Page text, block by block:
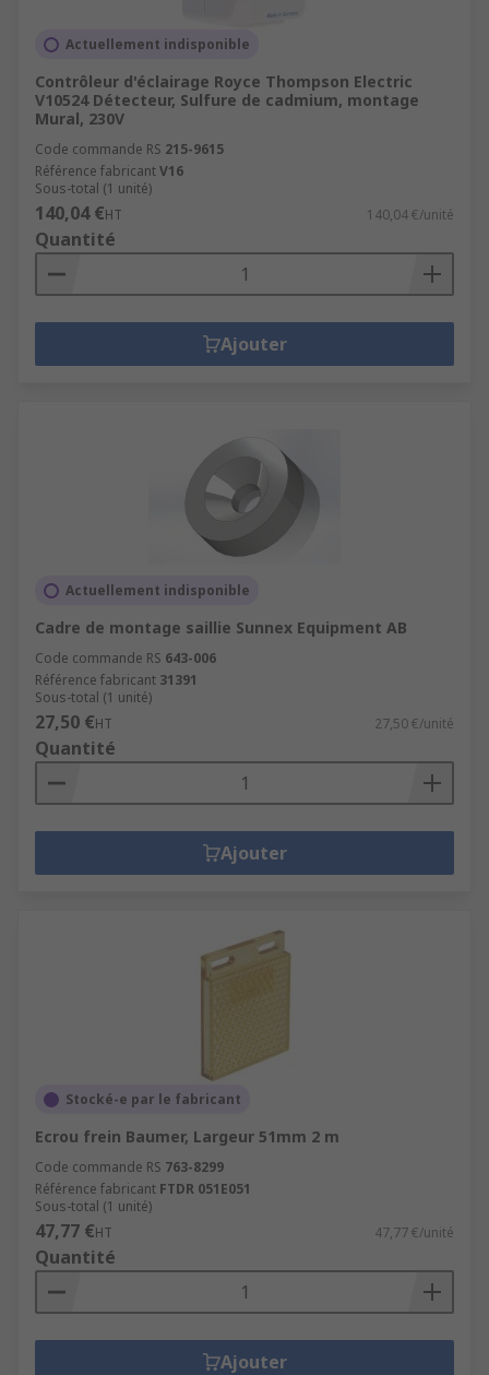
Actuellement indisponible
Contrôleur d'éclairage Royce Thompson Electric
V10524 Détecteur, Sulfure de cadmium, montage
Mural, 230V
Code commande RS 215-9615
Référence fabricantV16
Sous-total (1 unité)
140,04 €HT 140,04 €/unité
Quantité
Ajouter
Actuellement indisponible
Cadre de montage saillie Sunnex Equipment AB
Code commande RS 643-006
Référence fabricant 31391
Sous-total (1 unité)
27,50 €HT 27,50 €/unité
Quantité
Ajouter
Stocké-e par le fabricant
Ecrou frein Baumer, Largeur 51mm 2 m
Code commande RS 763-8299
Référence fabricant FTDR 051E051
Sous-total (1 unité)
47,77 €HT 47,77 €/unité
Quantité
Ajouter